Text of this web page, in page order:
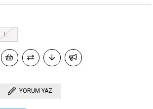
L
YORUM YAZ